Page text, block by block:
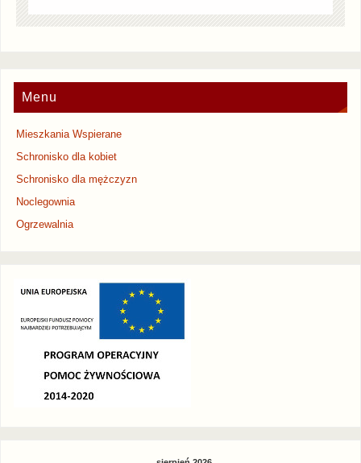
Menu
Mieszkania Wspierane
Schronisko dla kobiet
Schronisko dla mężczyzn
Noclegownia
Ogrzewalnia